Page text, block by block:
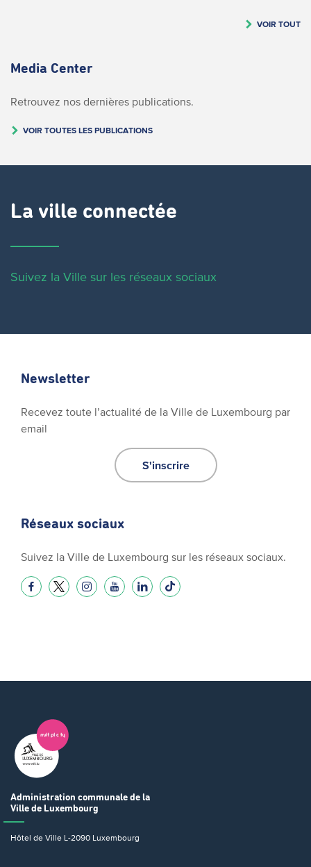
VOIR TOUT
Media Center
Retrouvez nos dernières publications.
VOIR TOUTES LES PUBLICATIONS
La ville connectée
Suivez la Ville sur les réseaux sociaux
Newsletter
Recevez toute l’actualité de la Ville de Luxembourg par
email
S'inscrire
Réseaux sociaux
Suivez la Ville de Luxembourg sur les réseaux sociaux.
Administration communale de la
Ville de Luxembourg
Hôtel de Ville L-2090 Luxembourg